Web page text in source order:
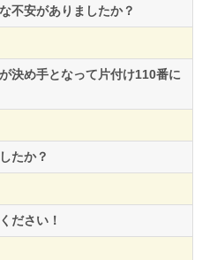
不安がありましたか？
決め手となって片付け110番に
たか？
ださい！